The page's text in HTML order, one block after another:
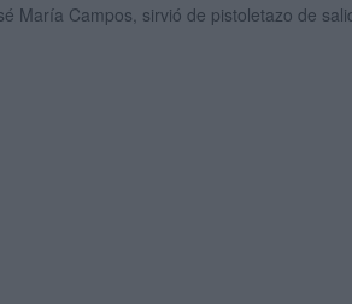
María Campos, sirvió de pistoletazo de